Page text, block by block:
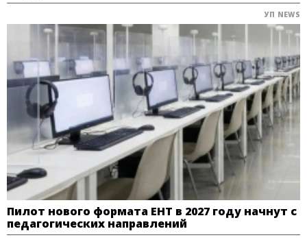
УП NEWS
Пилот нового формата ЕНТ в 2027 году начнут с
педагогических направлений